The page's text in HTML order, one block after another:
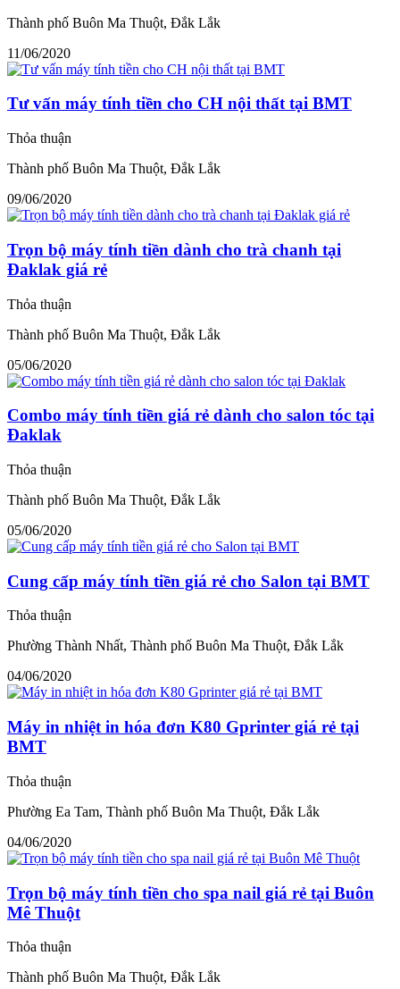
Thành phố Buôn Ma Thuột, Đắk Lắk
11/06/2020
Tư vấn máy tính tiền cho CH nội thất tại BMT
Thỏa thuận
Thành phố Buôn Ma Thuột, Đắk Lắk
09/06/2020
Trọn bộ máy tính tiền dành cho trà chanh tại
Đaklak giá rẻ
Thỏa thuận
Thành phố Buôn Ma Thuột, Đắk Lắk
05/06/2020
Combo máy tính tiền giá rẻ dành cho salon tóc tại
Đaklak
Thỏa thuận
Thành phố Buôn Ma Thuột, Đắk Lắk
05/06/2020
Cung cấp máy tính tiền giá rẻ cho Salon tại BMT
Thỏa thuận
Phường Thành Nhất, Thành phố Buôn Ma Thuột, Đắk Lắk
04/06/2020
Máy in nhiệt in hóa đơn K80 Gprinter giá rẻ tại
BMT
Thỏa thuận
Phường Ea Tam, Thành phố Buôn Ma Thuột, Đắk Lắk
04/06/2020
Trọn bộ máy tính tiền cho spa nail giá rẻ tại Buôn
Mê Thuột
Thỏa thuận
Thành phố Buôn Ma Thuột, Đắk Lắk